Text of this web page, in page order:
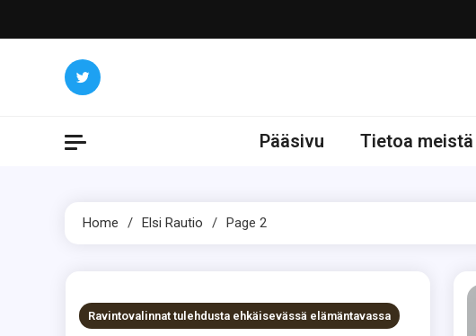
to
Pääsivu Tietoa meistä
Home Elsi Rautio Page 2
Ravintovalinnat tulehdusta ehkäisevässä elämäntavassa